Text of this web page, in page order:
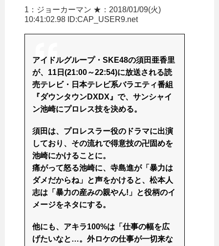
1： ジョーカーマン ★ ：2018/01/09(火)
10:41:02.98 ID:CAP_USER9.net
アイドルグループ・SKE48の須田亜香里
が、11日(21:00～22:54)に放送される読
売テレビ・日本テレビ系バラエティ番組
『ダウンタウンDXDX』で、サンシャイ
ン池崎にプロレス技を決める。
須田は、プロレスラー役のドラマに出演
しており、その流れで得意技の卍固めを
池崎にかけることに。
痛がって怒る池崎に、寺島進が「暴力は
ダメだからね」と声をかけると、松本人
志は「暴力の産みの親やん!」と役柄のイ
メージをネタにする。
他にも、アキラ100%は「仕事の幅を広
げたいなと…。外ロケの仕事が一切来な